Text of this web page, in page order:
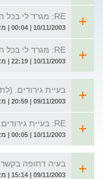
RE: מגרד לי בכל הגוף....
10/11/2003 | 00:04 | מאת:
RE: מגרד לי בכל הגוף....
10/11/2003 | 22:19 | מאת: אלי
בעיית גירודים.
09/11/2003 | 20:59 | מאת: גיא
RE: בעיית גירודים.
10/11/2003 | 00:05 | מאת:
בעיה דחופה
09/11/2003 | 15:14 | מאת: משה